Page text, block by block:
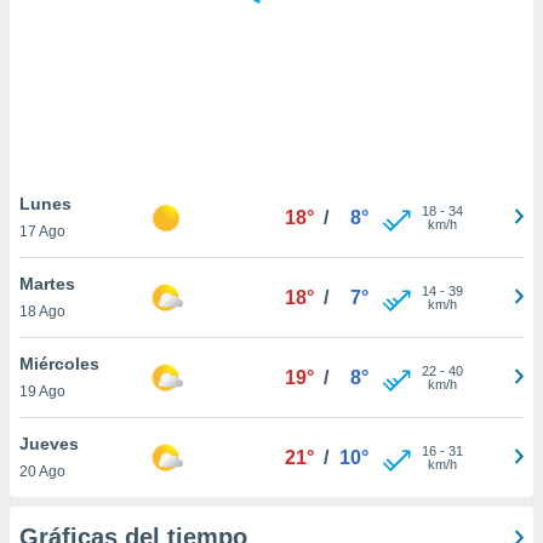
similares
como
sitio
de
traten tus
en
interés
su
Lunes
17 Ago
18° / 8° 18- 34
km/h
Martes
18 Ago
18° / 7° 14- 39
km/h
Miércoles
19 Ago
19° / 8° 22- 40
km/h
Jueves
20 Ago
21° / 10° 16- 31
km/h
Gráficas del tiempo